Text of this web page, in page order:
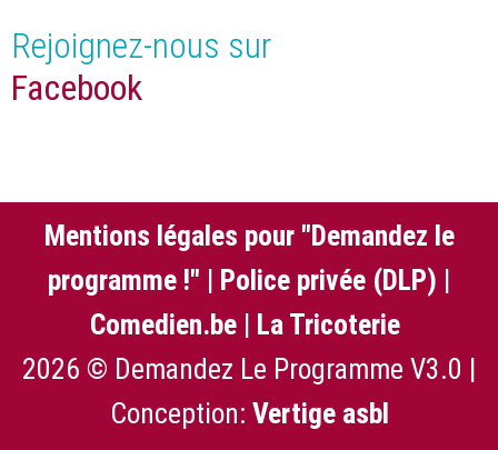
Rejoignez-nous sur
Facebook
Mentions légales pour "Demandez le
programme !" | Police privée (DLP) |
Comedien.be | La Tricoterie
2026 © Demandez Le Programme V3.0 |
Conception: Vertige asbl